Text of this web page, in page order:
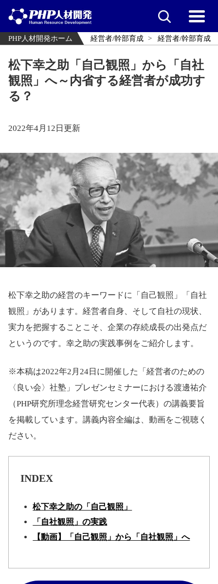
PHP人材開発ホーム 経営者/幹部育成 経営者/幹部育成
松下幸之助「自己観照」から「自社
観照」へ～内省する経営者が成功す
る？
2022年4月12日更新
松下幸之助の経営のキーワードに「自己観照」「自社
観照」があります。経営者自身、そして自社の現状、
実力を把握することこそ、企業の存続成長の出発点だ
というのです。幸之助の実践事例をご紹介します。
※本稿は2022年2月24日に開催した「経営者のための
〈良い会〉社塾」プレゼンセミナーにおける渡邊祐介
（PHP研究所理念経営研究センター代表）の講義要旨
を掲載しています。講義内容全編は、動画をご視聴く
ださい。
INDEX
松下幸之助の「自己観照」
「自社観照」の実践
【動画】「自己観照」から「自社観照」へ